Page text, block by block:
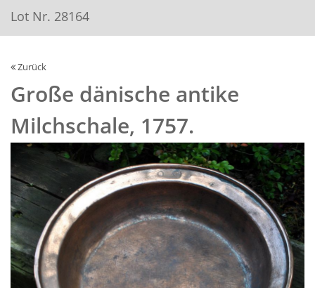
Lot Nr. 28164
Zurück
Große dänische antike
Milchschale, 1757.